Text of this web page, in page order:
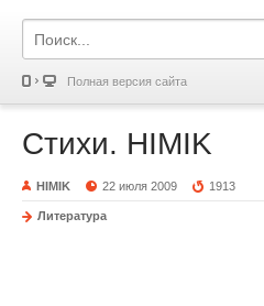
Полная версия сайта
Стихи. HIMIK
HIMIK 22 июля 2009 1913
Литература